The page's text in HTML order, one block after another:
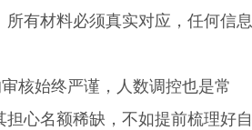
有材料必须真实对应，任何信息
核始终严谨，人数调控也是常
心名额稀缺，不如提前梳理好自